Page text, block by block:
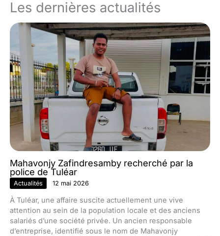
Les dernières actualités
Mahavonjy Zafindresamby recherché par la
police de Tuléar
Actualités 12 mai 2026
À Tuléar, une affaire suscite actuellement une vive
attention au sein de la population locale et des anciens
salariés d’une société privée. Un ancien responsable
d’entreprise, identifié sous le nom de Mahavonjy